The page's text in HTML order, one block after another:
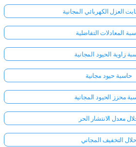
العزل الكهربائي المجانية
المعادلات التفاضلية
زاوية الحيود المجانية
حاسبة حيود مجانية
محزز الحيود المجانية
معدل الانتشار الحر
حلال التخفيف المجاني